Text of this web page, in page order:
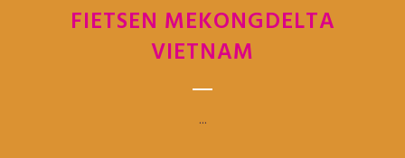
FIETSEN MEKONGDELTA
VIETNAM
...